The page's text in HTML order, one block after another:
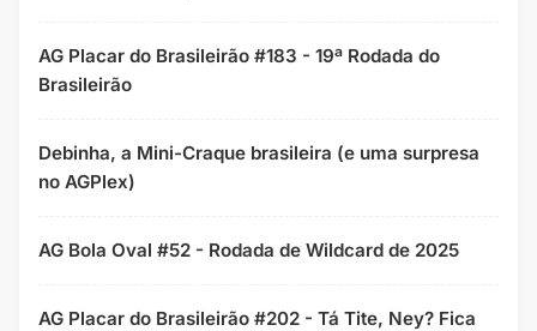
AG Placar do Brasileirão #183 - 19ª Rodada do
Brasileirão
Debinha, a Mini-Craque brasileira (e uma surpresa
no AGPlex)
AG Bola Oval #52 - Rodada de Wildcard de 2025
AG Placar do Brasileirão #202 - Tá Tite, Ney? Fica